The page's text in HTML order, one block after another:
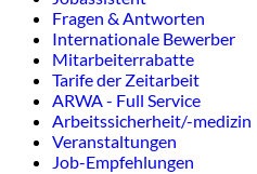
Fragen & Antworten
Internationale Bewerber
Mitarbeiterrabatte
Tarife der Zeitarbeit
ARWA - Full Service
Arbeitssicherheit/-medizin
Veranstaltungen
Job-Empfehlungen